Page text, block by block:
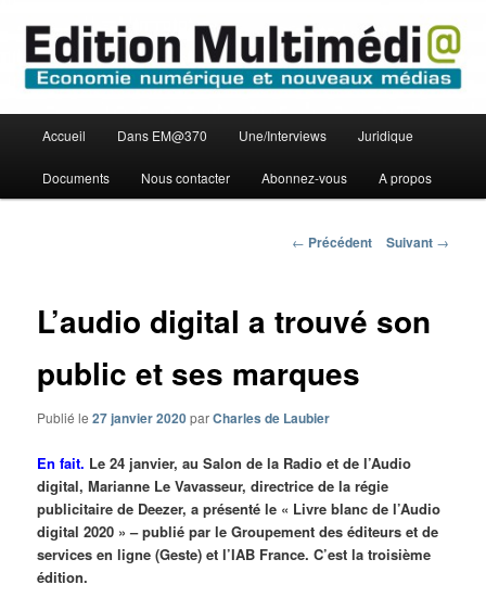
contenu
principalEdition Multimédi@
principal
Accueil Dans EM@370 Une/Interviews Juridique
Documents Nous contacter Abonnez-vous A propos
Navigation
← Précédent Suivant →
L’audio digital a trouvé son
public et ses marques
Publié le27 janvier 2020parCharles de Laubier
En fait. Le 24 janvier, au Salon de la Radio et de l’Audio
digital, Marianne Le Vavasseur, directrice de la régie
publicitaire de Deezer, a présenté le « Livre blanc de l’Audio
digital 2020 » – publié par le Groupement des éditeurs et de
services en ligne (Geste) et l’IAB France. C’est la troisième
édition.